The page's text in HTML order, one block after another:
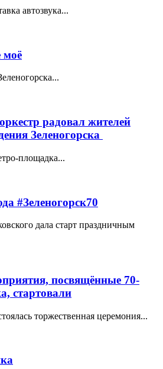
автозвука...
моё
радовал жителей
Зеленогорска
площадка...
#Зеленогорск70
дала старт праздничным
посвящённые 70-
стартовали
торжественная церемония...